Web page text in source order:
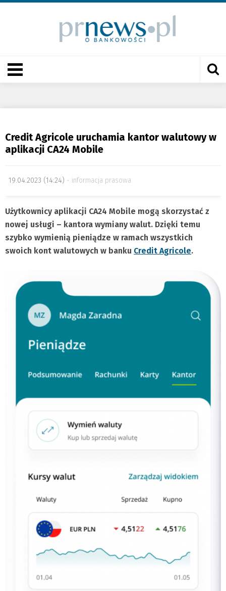
Credit Agricole uruchamia kantor walutowy w
aplikacji CA24 Mobile
19.04.2023 (14:24) informacja prasowa
Użytkownicy aplikacji CA24 Mobile mogą skorzystać z
nowej usługi – kantora wymiany walut. Dzięki temu
szybko wymienią pieniądze w ramach wszystkich
swoich kont walutowych w banku Credit Agricole.